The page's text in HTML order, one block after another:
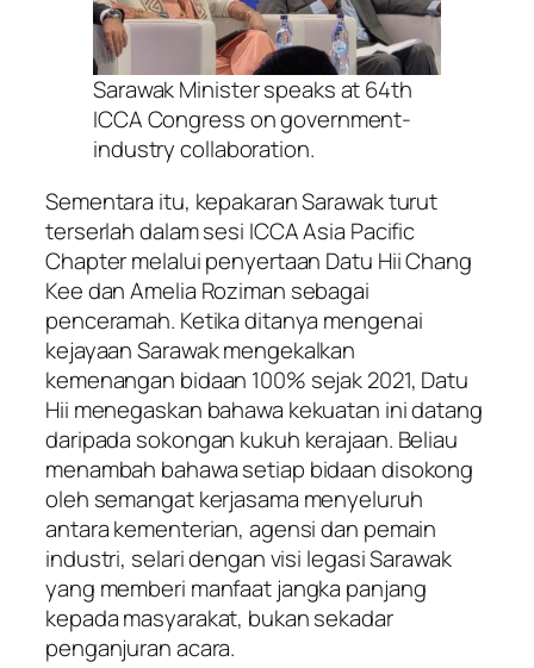
Sarawak Minister speaks at 64th
ICCA Congress on government-
industry collaboration.
Sementara itu, kepakaran Sarawak turut
terserlah dalam sesi ICCA Asia Pacific
Chapter melalui penyertaan Datu Hii Chang
Kee dan Amelia Roziman sebagai
penceramah. Ketika ditanya mengenai
kejayaan Sarawak mengekalkan
kemenangan bidaan 100% sejak 2021, Datu
Hii menegaskan bahawa kekuatan ini datang
daripada sokongan kukuh kerajaan. Beliau
menambah bahawa setiap bidaan disokong
oleh semangat kerjasama menyeluruh
antara kementerian, agensi dan pemain
industri, selari dengan visi legasi Sarawak
yang memberi manfaat jangka panjang
kepada masyarakat, bukan sekadar
penganjuran acara.